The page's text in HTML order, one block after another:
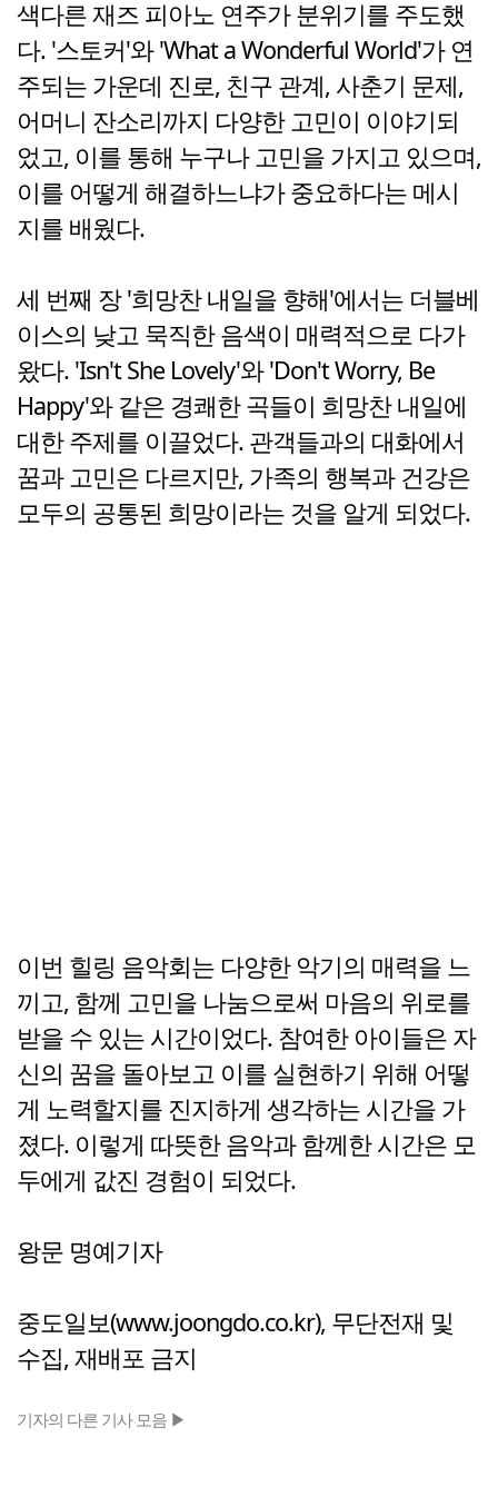
색다른 재즈 피아노 연주가 분위기를 주도했
다. '스토커'와 'What a Wonderful World'가 연
주되는 가운데 진로, 친구 관계, 사춘기 문제,
어머니 잔소리까지 다양한 고민이 이야기되
었고, 이를 통해 누구나 고민을 가지고 있으며,
이를 어떻게 해결하느냐가 중요하다는 메시
지를 배웠다.
세 번째 장 '희망찬 내일을 향해'에서는 더블베
이스의 낮고 묵직한 음색이 매력적으로 다가
왔다. 'Isn't She Lovely'와 'Don't Worry, Be
Happy'와 같은 경쾌한 곡들이 희망찬 내일에
대한 주제를 이끌었다. 관객들과의 대화에서
꿈과 고민은 다르지만, 가족의 행복과 건강은
모두의 공통된 희망이라는 것을 알게 되었다.
이번 힐링 음악회는 다양한 악기의 매력을 느
끼고, 함께 고민을 나눔으로써 마음의 위로를
받을 수 있는 시간이었다. 참여한 아이들은 자
신의 꿈을 돌아보고 이를 실현하기 위해 어떻
게 노력할지를 진지하게 생각하는 시간을 가
졌다. 이렇게 따뜻한 음악과 함께한 시간은 모
두에게 값진 경험이 되었다.
왕문 명예기자
중도일보(www.joongdo.co.kr), 무단전재 및
수집, 재배포 금지
기자의 다른 기사 모음 ▶